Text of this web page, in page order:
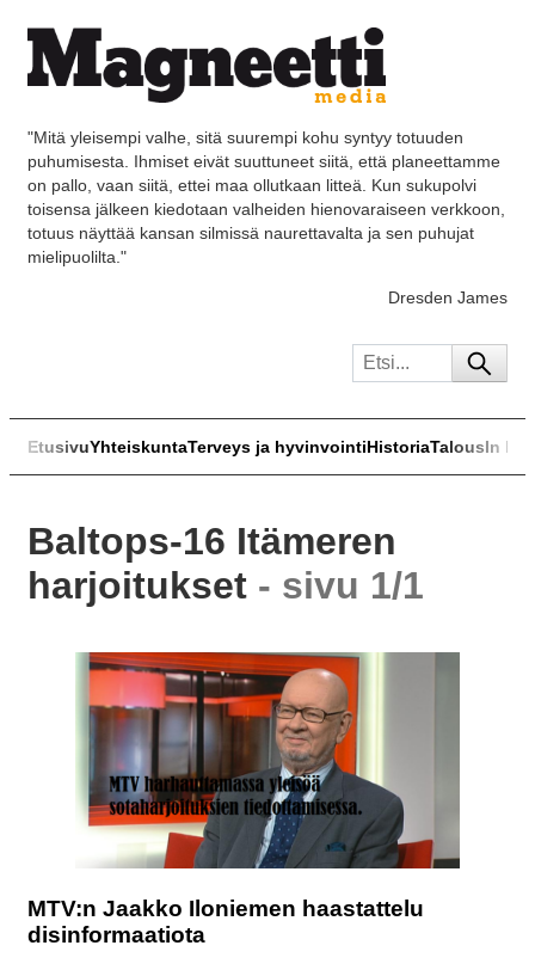
"Mitä yleisempi valhe, sitä suurempi kohu syntyy totuuden
puhumisesta. Ihmiset eivät suuttuneet siitä, että planeettamme
on pallo, vaan siitä, ettei maa ollutkaan litteä. Kun sukupolvi
toisensa jälkeen kiedotaan valheiden hienovaraiseen verkkoon,
totuus näyttää kansan silmissä naurettavalta ja sen puhujat
mielipuolilta."
Dresden James
EtusivuYhteiskuntaTerveys ja hyvinvointiHistoriaTalousIn
Baltops-16 Itämeren
harjoitukset - sivu 1/1
MTV:n Jaakko Iloniemen haastattelu
disinformaatiota